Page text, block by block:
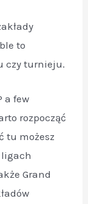
to
czy turnieju.
a few
rozpocząć
tu możesz
ligach
Grand